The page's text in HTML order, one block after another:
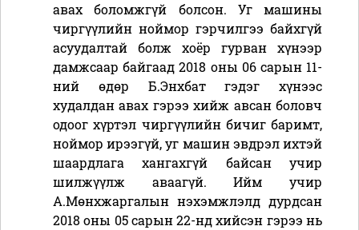
авах боломжгүй болсон. Уг машины
чиргүүлийн ноймор гэрчилгээ байхгүй
асуудалтай болж хоёр гурван хүнээр
дамжсаар байгаад 2018 оны 06 сарын 11-
ний өдөр Б.Энхбат гэдэг хүнээс
худалдан авах гэрээ хийж авсан боловч
одоог хүртэл чиргүүлийн бичиг баримт,
ноймор ирээгүй, уг машин эвдрэл ихтэй
шаардлага хангахгүй байсан учир
шилжүүлж аваагүй. Ийм учир
А.Мөнхжаргалын нэхэмжлэлд дурдсан
2018 оны 05 сарын 22-нд хийсэн гэрээ нь